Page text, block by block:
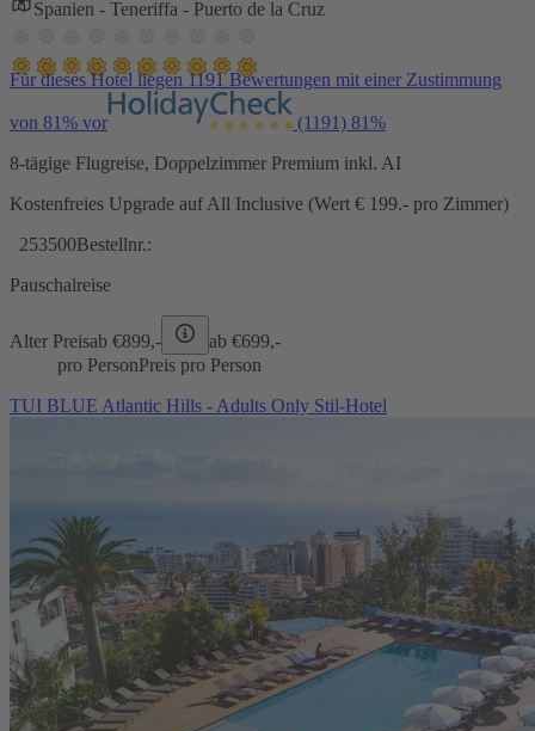
Spanien - Teneriffa - Puerto de la Cruz
Für dieses Hotel liegen 1191 Bewertungen mit einer Zustimmung
von 81% vor (1191) 81%
8-tägige Flugreise, Doppelzimmer Premium inkl. AI
Kostenfreies Upgrade auf All Inclusive (Wert € 199.- pro Zimmer)
253500Bestellnr.:
Pauschalreise
Alter Preisab €899,- ab €699,-
pro PersonPreis pro Person
TUI BLUE Atlantic Hills - Adults Only Stil-Hotel